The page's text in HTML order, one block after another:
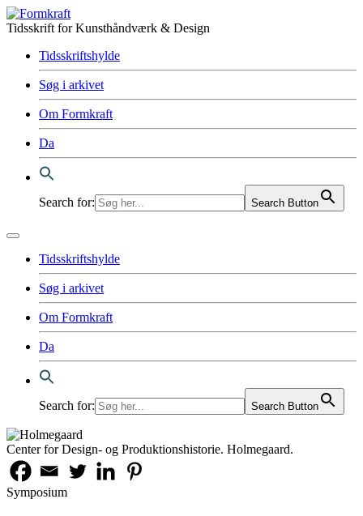
Tidsskrift for Kunsthåndværk & Design
Tidsskriftshylde
Søg i arkivet
Om Formkraft
Da
Search for: Search Button
Tidsskriftshylde
Søg i arkivet
Om Formkraft
Da
Search for: Search Button
Center for Design- og Produktionshistorie. Holmegaard.
Symposium